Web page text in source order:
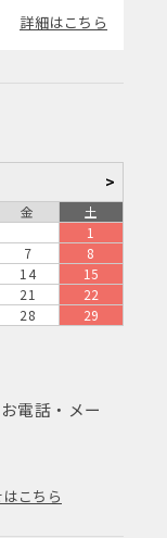
詳細はこちら
>
金
土
1
7
8
14
15
21
22
28
29
電話・メー
こちら